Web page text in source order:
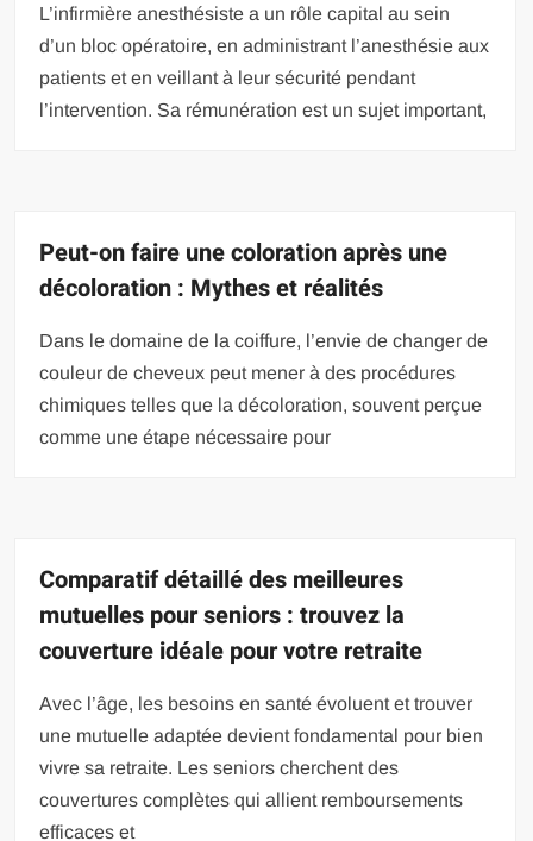
L’infirmière anesthésiste a un rôle capital au sein
d’un bloc opératoire, en administrant l’anesthésie aux
patients et en veillant à leur sécurité pendant
l’intervention. Sa rémunération est un sujet important,
Peut-on faire une coloration après une
décoloration : Mythes et réalités
Dans le domaine de la coiffure, l’envie de changer de
couleur de cheveux peut mener à des procédures
chimiques telles que la décoloration, souvent perçue
comme une étape nécessaire pour
Comparatif détaillé des meilleures
mutuelles pour seniors : trouvez la
couverture idéale pour votre retraite
Avec l’âge, les besoins en santé évoluent et trouver
une mutuelle adaptée devient fondamental pour bien
vivre sa retraite. Les seniors cherchent des
couvertures complètes qui allient remboursements
efficaces et